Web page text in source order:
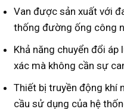
Van được sản xuất với
thống đường ống công
Khả năng chuyển đổi
xác mà không cần sự
Thiết bị truyền động khí
cầu sử dụng của hệ